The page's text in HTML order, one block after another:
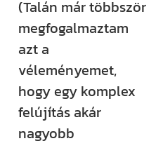
(Talán már többször
megfogalmaztam
azt a
véleményemet,
hogy egy komplex
felújítás akár
nagyobb